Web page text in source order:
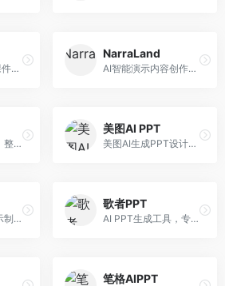
AI免费生成PPT课件平台，专注于教育场景。面向教师和教育工作者，提供课件生成、教学设计、模板选择等服务，教育适配性强。
NarraLand
AI智能演示内容创作平台，专注于叙事演示。面向内容创作者，提供故事创作、演示生成、动画设计等服务，演示内容生动有趣。
AI PPT生成平台，整合知识库与创作功能。面向职场人士，支持内容检索、PPT生成、设计优化等服务，知识整合能力强。
美图AI PPT
美图AI生成PPT设计工具，整合图像处理能力。面向设计师和职场人士，提供PPT生成、图片美化、设计优化等服务，视觉设计美观。
万兴AI PPT和演示制作软件，整合视频演示功能。面向职场人士和教育工作者，提供PPT生成、演示录制、视频制作等服务，演示功能完善。
歌者PPT
AI PPT生成工具，专注于演示文稿智能创作。面向职场人士，支持主题输入、内容生成、设计美化等功能，PPT制作效率高。
笔格AIPPT